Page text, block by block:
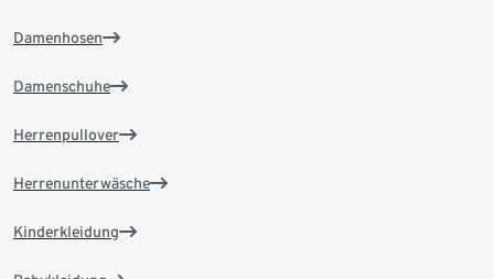
Damenhosen
Damenschuhe
Herrenpullover
Herrenunterwäsche
Kinderkleidung